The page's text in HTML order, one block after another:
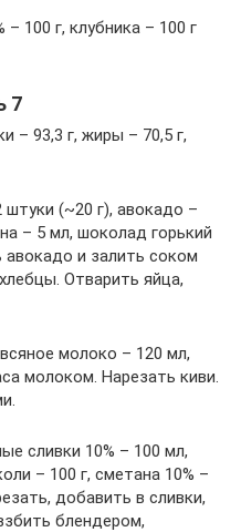
– 100 г, клубника – 100 г
7
– 93,3 г, жиры – 70,5 г,
(~20 г), авокадо –
– 5 мл, шоколад горький
авокадо и залить соком
Отварить яйца,
молоко – 120 мл,
молоком. Нарезать киви.
сливки 10% – 100 мл,
– 100 г, сметана 10% –
добавить в сливки,
блендером,